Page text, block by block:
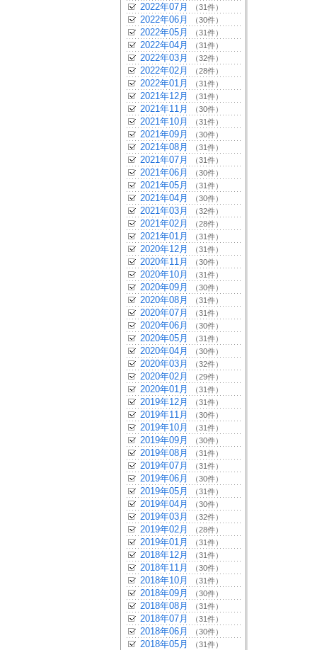
2022年07月 （31件）
2022年06月 （30件）
2022年05月 （31件）
2022年04月 （31件）
2022年03月 （32件）
2022年02月 （28件）
2022年01月 （31件）
2021年12月 （31件）
2021年11月 （30件）
2021年10月 （31件）
2021年09月 （30件）
2021年08月 （31件）
2021年07月 （31件）
2021年06月 （30件）
2021年05月 （31件）
2021年04月 （30件）
2021年03月 （32件）
2021年02月 （28件）
2021年01月 （31件）
2020年12月 （31件）
2020年11月 （30件）
2020年10月 （31件）
2020年09月 （30件）
2020年08月 （31件）
2020年07月 （31件）
2020年06月 （30件）
2020年05月 （31件）
2020年04月 （30件）
2020年03月 （32件）
2020年02月 （29件）
2020年01月 （31件）
2019年12月 （31件）
2019年11月 （30件）
2019年10月 （31件）
2019年09月 （30件）
2019年08月 （31件）
2019年07月 （31件）
2019年06月 （30件）
2019年05月 （31件）
2019年04月 （30件）
2019年03月 （32件）
2019年02月 （28件）
2019年01月 （31件）
2018年12月 （31件）
2018年11月 （30件）
2018年10月 （31件）
2018年09月 （30件）
2018年08月 （31件）
2018年07月 （31件）
2018年06月 （30件）
2018年05月 （31件）